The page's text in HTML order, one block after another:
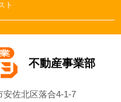
ト
不動産事業部
安佐北区落合4-1-7